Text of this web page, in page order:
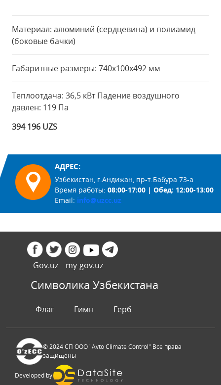
Материал: алюминий (сердцевина) и полиамид
(боковые бачки)
Габаритные размеры: 740x100x492 мм
Теплоотдача: 36,5 кВт Падение воздушного
давлен: 119 Па
394 196 UZS
Gov.uz my-gov.uz
АДРЕС:
Узбекистан, г.Андижан, пр-т.Бабура 73-а
Время работы: 08:00-17:00 | Обед: 12:00-13:00
Email: info@uzcc.uz
Символика Узбекистана
Флаг Гимн Герб
© 2024 СП ООО "Avto Climate Control" Все права
защищены
Developed by